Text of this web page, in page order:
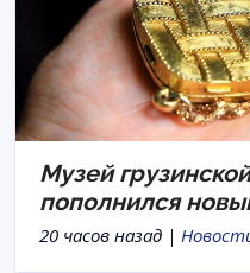
Музей
пополнился
20 часов назад |